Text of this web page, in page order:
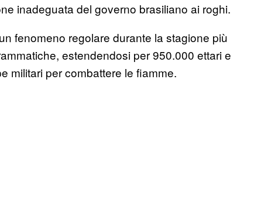
inadeguata del governo brasiliano ai roghi.
fenomeno regolare durante la stagione più
estendendosi per 950.000 ettari e
militari per combattere le fiamme.